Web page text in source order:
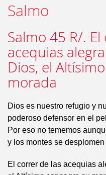
Salmo
Salmo 45 R/.
acequias
Dios, el
morada
Dios es nuestro refugio y
poderoso defensor en el
Por eso no tememos
y los montes se desplomen
El correr de las acequias